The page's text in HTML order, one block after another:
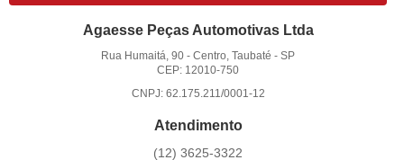
Agaesse Peças Automotivas Ltda
Rua Humaitá, 90 -Centro, Taubaté -SP
CEP: 12010-750
CNPJ: 62.175.211/0001-12
Atendimento
(12) 3625-3322